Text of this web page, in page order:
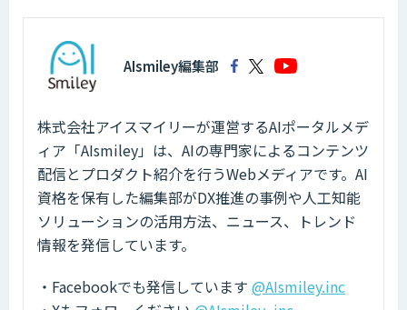
AIsmiley編集部
株式会社アイスマイリーが運営するAIポータルメデ
ィア「AIsmiley」は、AIの専門家によるコンテンツ
配信とプロダクト紹介を行うWebメディアです。AI
資格を保有した編集部がDX推進の事例や人工知能
ソリューションの活用方法、ニュース、トレンド
情報を発信しています。
・Facebookでも発信しています @AIsmiley.inc